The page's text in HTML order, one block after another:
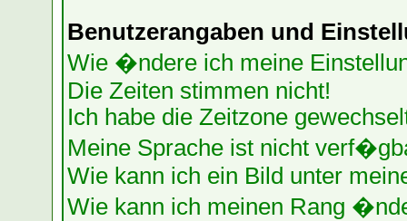
Benutzerangaben und
Wie �ndere ich meine
Die Zeiten stimmen nicht!
Ich habe die Zeitzone
Meine Sprache ist nicht
Wie kann ich ein Bild unter
Wie kann ich meinen Rang